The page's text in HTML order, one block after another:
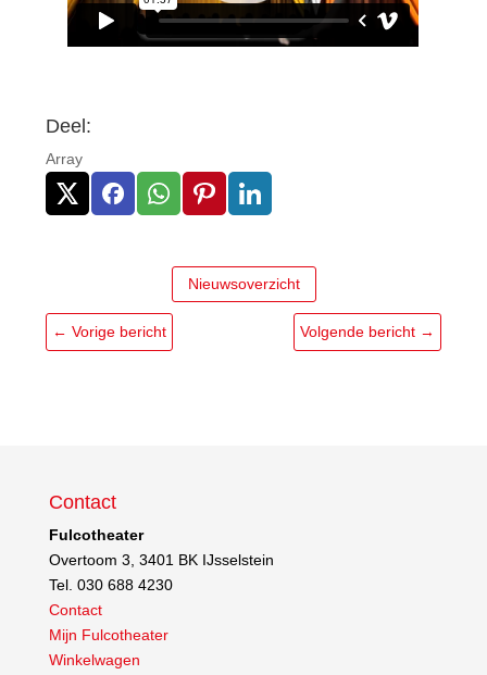
Deel:
Array
Nieuwsoverzicht
←Vorige bericht Volgende bericht→
Contact
Fulcotheater
Overtoom 3, 3401 BK IJsselstein
Tel. 030 688 4230
Contact
Mijn Fulcotheater
Winkelwagen